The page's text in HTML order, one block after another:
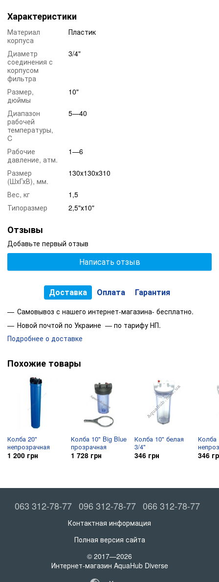
Преимущество:
Надежность материала.
Цена.
Максимальная степень очистки до 1 мкм.
Универсальность.
Простота конструкции.
Свойства:
Типоразмер:
Рейтинг фильтрации:
Рабочие давление:
Диаметр подключения:
Материал:
Данная колба является универсальной и подходит на все
стандартные картриджи размером 10" многих
Raifil, Filter 1, Гейзер Наша Вода, Аквафор, Барьер и другие
Характеристики
Материал
корпуса
Пластик
Диаметр
соединения с
корпусом
фильтра
3/4"
Размер,
дюймы
10"
Диапазон
рабочей
температуры,
C
5—40
Рабочие
давление, атм.
1—6
Размер
(ШхГхВ), мм.
130x130x310
Вес, кг
1,5
Типоразмер
2,5"х10"
Отзывы
Добавьте первый отзыв
Написать отзыв
Доставка Оплата Гарантия
Самовывоз с нашего интернет-магазина- бесплатно.
Новой почтой по Украине — по тарифу НП.
Подробнее о доставке
Похожие товары
Колба 20"
непрозрачная
1 200 грн
Колба 10" Big Blue
прозрачная
1 728 грн
Колба 10" белая
3/4"
346 грн
Колба
346
063 312-78-77 096 312-78-77 066 312-78-77
Контактная информация
Полная версия сайта
© 2017—2026
Интернет-магазин AquaHub Diverse